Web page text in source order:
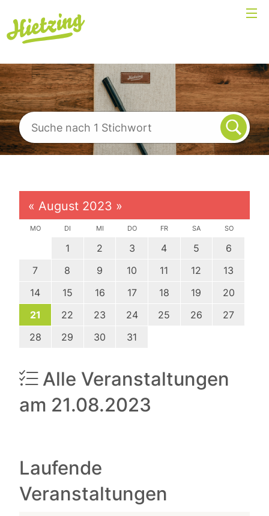
« August 2023 »
MO DI MI DO FR SA SO
1 2 3 4 5
6
7
8 9 10 11 12
13
14
15 16 17 18 19
20
21
22 23 24 25 26
27
28
29 30 31
Alle Veranstaltungen
am 21.08.2023
Laufende
Veranstaltungen